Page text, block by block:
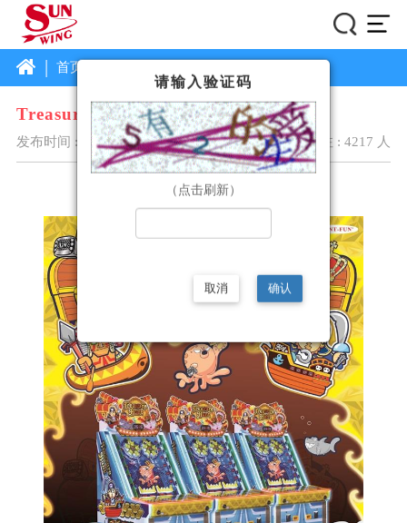
| 首页
Treasure Hunt(航海寶藏)
发布时间 :2020/5/21 9:45:17 关注 : 4217 人
请输入验证码
（点击刷新）
取消 确认